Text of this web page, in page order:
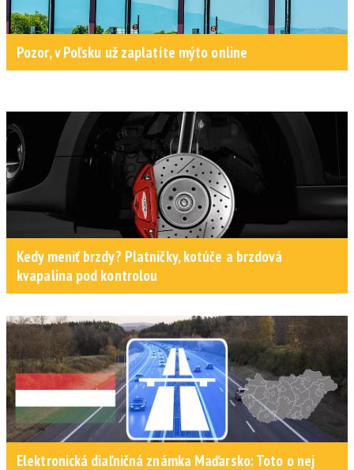
Pozor, v Poľsku už zaplatíte mýto online
Kedy meniť brzdy? Platničky, kotúče a brzdová
kvapalina pod kontrolou
Elektronická diaľničná známka Maďarsko: Toto o nej